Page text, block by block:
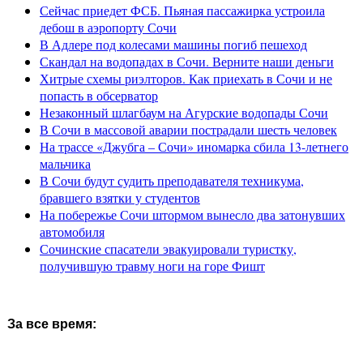
Сейчас приедет ФСБ. Пьяная пассажирка устроила
дебош в аэропорту Сочи
В Адлере под колесами машины погиб пешеход
Скандал на водопадах в Сочи. Верните наши деньги
Хитрые схемы риэлторов. Как приехать в Сочи и не
попасть в обсерватор
Незаконный шлагбаум на Агурские водопады Сочи
В Сочи в массовой аварии пострадали шесть человек
На трассе «Джубга – Сочи» иномарка сбила 13-летнего
мальчика
В Сочи будут судить преподавателя техникума,
бравшего взятки у студентов
На побережье Сочи штормом вынесло два затонувших
автомобиля
Сочинские спасатели эвакуировали туристку,
получившую травму ноги на горе Фишт
За все время: